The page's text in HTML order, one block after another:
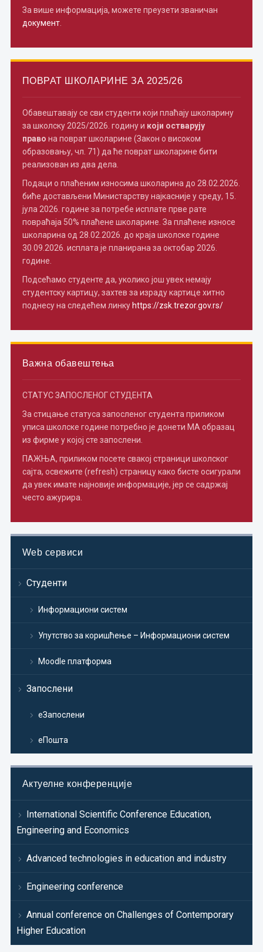
За више информација, можете преузети званичан
документ.
ПОВРАТ ШКОЛАРИНЕ ЗА 2025/26
Обавештавају се сви студенти који плаћају школарину
за школску 2025/2026. годину и који остварују
право на поврат школарине (Закон о високом
образовању, чл. 71) да ће поврат школарине бити
реализован из два дела.
Подаци о плаћеним износима школарина до 28.02.2026.
биће достављени Министарству најкасније у среду, 15.
јула 2026. године за потребе исплате прве рате
повраћаја 50% плаћене школарине. За плаћене износе
школарина од 28.02.2026. до краја школске године
30.09.2026. исплата је планирана за октобар 2026.
године.
Подсећамо студенте да, уколико још увек немају
студентску картицу, захтев за израду картице хитно
поднесу на следећем линку https://zsk.trezor.gov.rs/
Важна обавештења
СТАТУС ЗАПОСЛЕНОГ СТУДЕНТА
За стицање статуса запосленог студента приликом
уписа школске године потребно je донети МА образац
из фирме у којој сте запослени.
ПАЖЊА, приликом посете свакој страници школског
сајта, освежите (refresh) страницу како бисте осигурали
да увек имате најновије информације, јер се садржај
често ажурира.
Web сервиси
Студенти
Информациони систем
Упутство за коришћење – Информациони систем
Moodle платформа
Запослени
еЗапослени
еПошта
Актуелне конференције
International Scientific Conference Education,
Engineering and Economics
Advanced technologies in education and industry
Engineering conference
Annual conference on Challenges of Contemporary
Higher Education